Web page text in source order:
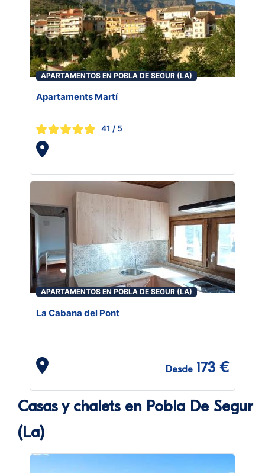
APARTAMENTOS EN POBLA DE SEGUR (LA)
Apartaments Martí
41 / 5
APARTAMENTOS EN POBLA DE SEGUR (LA)
La Cabana del Pont
Desde 173 €
Casas y chalets en Pobla De Segur
(La)